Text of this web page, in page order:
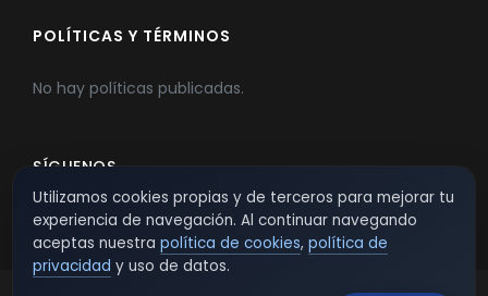
POLÍTICAS Y TÉRMINOS
No hay políticas publicadas.
SÍGUENOS
Utilizamos cookies propias y de terceros para mejorar tu
experiencia de navegación. Al continuar navegando
aceptas nuestra política de cookies, política de
privacidad y uso de datos.